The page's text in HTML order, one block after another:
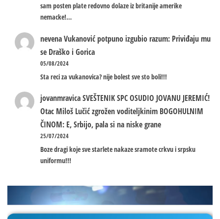
sam posten plate redovno dolaze iz britanije amerike
nemacke!…
nevenaVukanović potpuno izgubio razum: Priviđaju mu
se Draško i Gorica
05/08/2024
Sta reci za vukanovica? nije bolest sve sto boli!!!
jovanmravicaSVEŠTENIK SPC OSUDIO JOVANU JEREMIĆ!
Otac Miloš Lučić zgrožen voditeljkinim BOGOHULNIM
ČINOM: E, Srbijo, pala si na niske grane
25/07/2024
Boze dragi koje sve starlete nakaze sramote crkvu i srpsku
uniformu!!!